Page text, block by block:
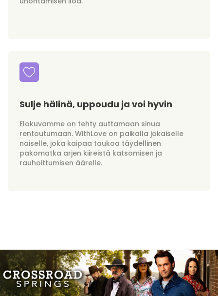
Sulje hälinä, uppoudu ja voi hyvin
Elokuvamme on tehty auttamaan sinua
rentoutumaan. WithLove on paikalla jokaiselle
naiselle, joka kaipaa taukoa täydellinen
pakomatka arjen kiireistä katsomisen ja
rauhoittumisen äärelle.